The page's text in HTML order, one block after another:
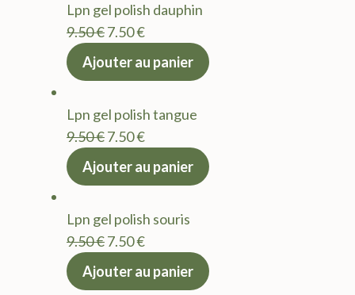
9.50 €.7.50 €.
Lpn gel polish dauphin
9.50€Le
prix
9.50 €.
7.50€Le
actuel
7.50 €.
Ajouter au panier
Lpn gel polish tangue
9.50€Le
prix
9.50 €.
7.50€Le
actuel
7.50 €.
Ajouter au panier
Lpn gel polish souris
9.50€Le
prix
7.50€Le
actuel
Ajouter au panier